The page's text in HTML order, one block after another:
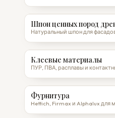
Шпон ценных пород
Натуральный шпон для
Клеевые материалы
ПУР, ПВА, расплавы и
Фурнитура
Hettich, Firmax и Alphalux для